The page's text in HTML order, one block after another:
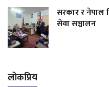
सरकार र नेपाल
सेवा सञ्चालन
लोकप्रिय